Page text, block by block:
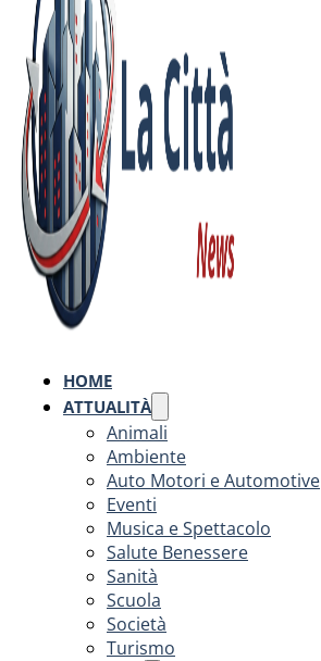
HOME
ATTUALITÀ
Animali
Ambiente
Auto Motori e Automotive
Eventi
Musica e Spettacolo
Salute Benessere
Sanità
Scuola
Società
Turismo